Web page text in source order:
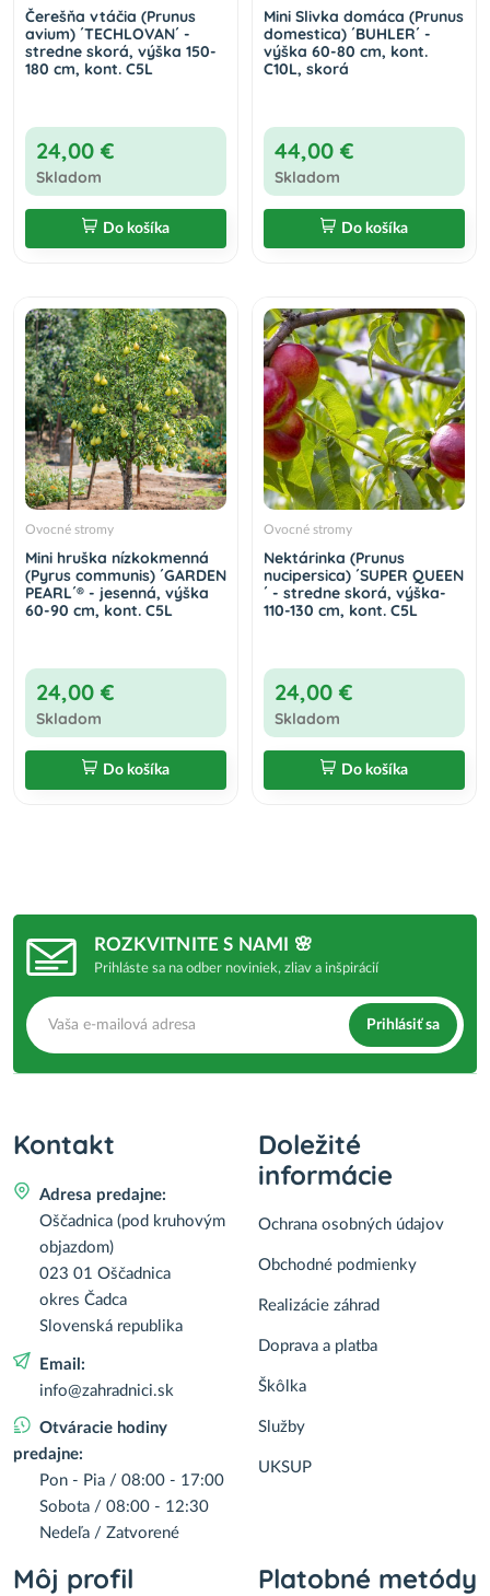
Čerešňa vtáčia (Prunus
avium) ´TECHLOVAN´ -
stredne skorá, výška 150-
180 cm, kont. C5L
24,00 €
Skladom
Do košíka
Mini Slivka domáca (Prunus
domestica) ´BUHLER´ -
výška 60-80 cm, kont.
C10L, skorá
44,00 €
Skladom
Do košíka
Ovocné stromy
Mini hruška nízkokmenná
(Pyrus communis) ´GARDEN
PEARL´® - jesenná, výška
60-90 cm, kont. C5L
24,00 €
Skladom
Do košíka
Ovocné stromy
Nektárinka (Prunus
nucipersica) ´SUPER QUEEN
´ - stredne skorá, výška-
110-130 cm, kont. C5L
24,00 €
Skladom
Do košíka
ROZKVITNITE S NAMI 🌸
Prihláste sa na odber noviniek, zliav a inšpirácií
Prihlásiť sa
Kontakt
Adresa predajne:
Oščadnica (pod kruhovým
objazdom)
023 01 Oščadnica
okres Čadca
Slovenská republika
Email:
info@zahradnici.sk
Otváracie hodiny
predajne:
Pon - Pia / 08:00 - 17:00
Sobota / 08:00 - 12:30
Nedeľa / Zatvorené
Doležité
informácie
Ochrana osobných údajov
Obchodné podmienky
Realizácie záhrad
Doprava a platba
Škôlka
Služby
UKSUP
Môj profil Platobné metódy